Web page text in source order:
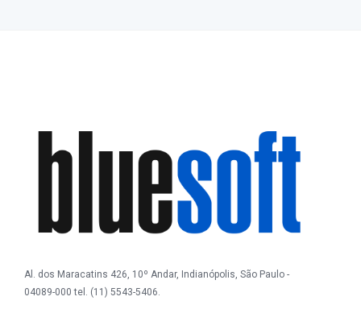
Al. dos Maracatins 426, 10º Andar, Indianópolis, São Paulo -
04089-000 tel. (11) 5543-5406.